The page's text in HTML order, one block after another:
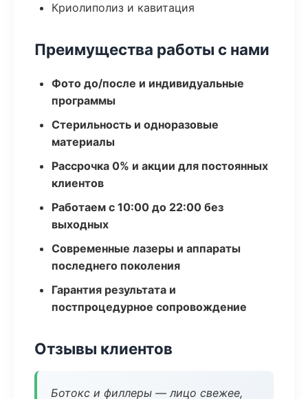
Криолиполиз и кавитация
Преимущества работы с нами
Фото до/после и индивидуальные
программы
Стерильность и одноразовые
материалы
Рассрочка 0% и акции для постоянных
клиентов
Работаем с 10:00 до 22:00 без
выходных
Современные лазеры и аппараты
последнего поколения
Гарантия результата и
постпроцедурное сопровождение
Отзывы клиентов
Ботокс и филлеры — лицо свежее,